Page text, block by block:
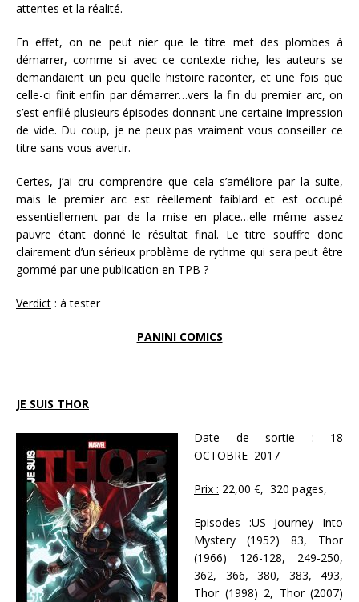
attentes et la réalité.
En effet, on ne peut nier que le titre met des plombes à
démarrer, comme si avec ce contexte riche, les auteurs se
demandaient un peu quelle histoire raconter, et une fois que
celle-ci finit enfin par démarrer…vers la fin du premier arc, on
s’est enfilé plusieurs épisodes donnant une certaine impression
de vide. Du coup, je ne peux pas vraiment vous conseiller ce
titre sans vous avertir.
Certes, j’ai cru comprendre que cela s’améliore par la suite,
mais le premier arc est réellement faiblard et est occupé
essentiellement par de la mise en place…elle même assez
pauvre étant donné le résultat final. Le titre souffre donc
clairement d’un sérieux problème de rythme qui sera peut être
gommé par une publication en TPB ?
Verdict : à tester
PANINI COMICS
JE SUIS THOR
Date de sortie : 18
OCTOBRE 2017
Prix : 22,00 €, 320 pages,
Episodes :US Journey Into
Mystery (1952) 83, Thor
(1966) 126-128, 249-250,
362, 366, 380, 383, 493,
Thor (1998) 2, Thor (2007)